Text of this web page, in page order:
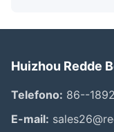
Huizhou Redde
Telefono: 86--
E-mail: